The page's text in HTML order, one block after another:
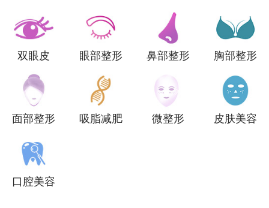
双眼皮 眼部整形 鼻部整形 胸部整形
面部整形 吸脂减肥 微整形 皮肤美容
口腔美容